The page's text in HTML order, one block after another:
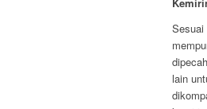
Sesuai
lain